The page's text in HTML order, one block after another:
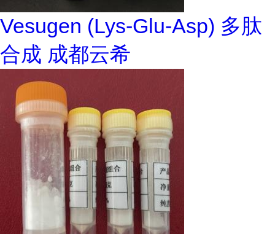
Vesugen (Lys-Glu-Asp) 多肽
合成 成都云希